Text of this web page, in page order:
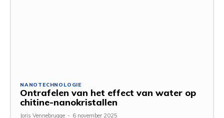
NANOTECHNOLOGIE
Ontrafelen van het effect van water op
chitine-nanokristallen
Joris Vennebrugge - 6 november 2025